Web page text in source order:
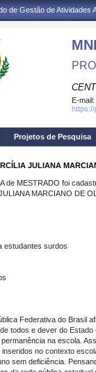
de Gestão de Atividades
E-mail:
Projetos de Pesquisa
JULIANA
de MESTRADO foi
MARCIANO DE
estudantes surdos
Federativa do Brasil
todos e dever do
na escola.
no contexto
sem deficiência.